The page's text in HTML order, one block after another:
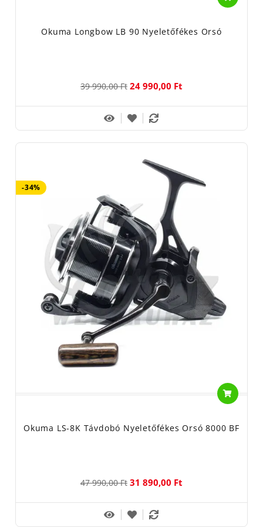
Okuma Longbow LB 90 Nyeletőfékes Orsó
39 990,00 Ft 24 990,00 Ft
-34%
Okuma LS-8K Távdobó Nyeletőfékes Orsó 8000 BF
47 990,00 Ft 31 890,00 Ft